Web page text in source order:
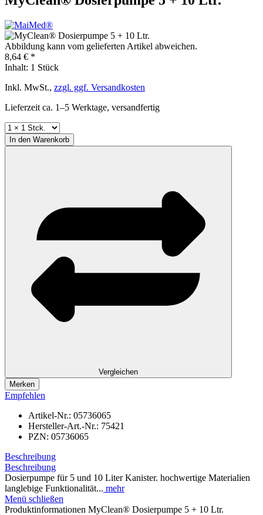
Abbildung kann vom gelieferten Artikel abweichen.
8,64 € *
Inhalt: 1 Stück
Inkl. MwSt., zzgl. ggf. Versandkosten
Lieferzeit ca. 1–5 Werktage, versandfertig
In den Warenkorb
Vergleichen
Merken
Empfehlen
Artikel-Nr.: 05736065
Hersteller-Art.-Nr.: 75421
PZN: 05736065
Beschreibung
Beschreibung
Dosierpumpe für 5 und 10 Liter Kanister. hochwertige Materialien
langlebige Funktionalität... mehr
Menü schließen
Produktinformationen MyClean® Dosierpumpe 5 + 10 Ltr.